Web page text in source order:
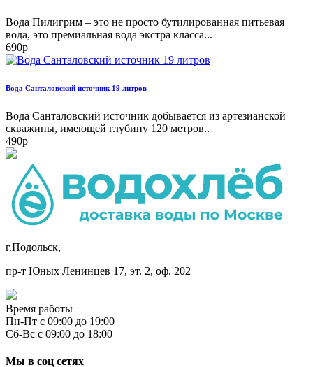
Вода Пилигрим – это не просто бутилированная питьевая
вода, это премиальная вода экстра класса...
690р
Вода Санталовский источник 19 литров
Вода Санталовский источник добывается из артезианской
скважины, имеющей глубину 120 метров..
490р
г.Подольск,
пр-т Юных Ленинцев 17, эт. 2, оф. 202
Время работы
Пн-Пт с 09:00 до 19:00
Сб-Вс с 09:00 до 18:00
Мы в соц сетях